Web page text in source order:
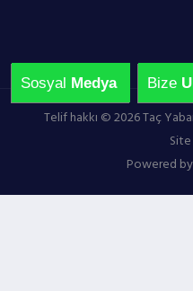
Telif hakkı © 2026 Taç
Site
Powered by
Sosyal Medya Bize